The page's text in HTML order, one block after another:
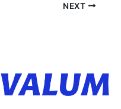
NEXT